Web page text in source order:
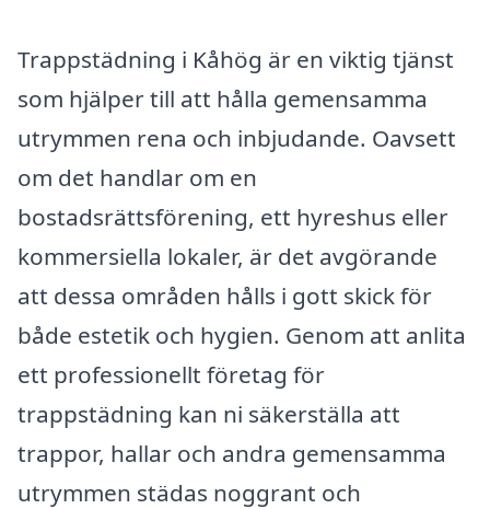
Trappstädning i Kåhög är en viktig tjänst
som hjälper till att hålla gemensamma
utrymmen rena och inbjudande. Oavsett
om det handlar om en
bostadsrättsförening, ett hyreshus eller
kommersiella lokaler, är det avgörande
att dessa områden hålls i gott skick för
både estetik och hygien. Genom att anlita
ett professionellt företag för
trappstädning kan ni säkerställa att
trappor, hallar och andra gemensamma
utrymmen städas noggrant och